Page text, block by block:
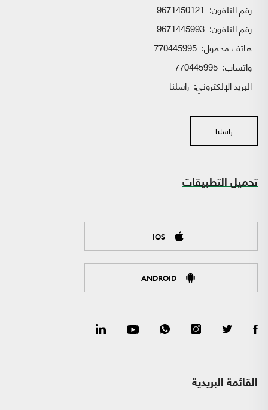
رقم التلفون: 9671450121
رقم التلفون: 9671445993
هاتف محمول: 770445995
واتساب:
البريد الإلكتروني: راسلنا
راسلنا
تحميل التطبيقات
IOS
ANDROID
القائمة البريدية